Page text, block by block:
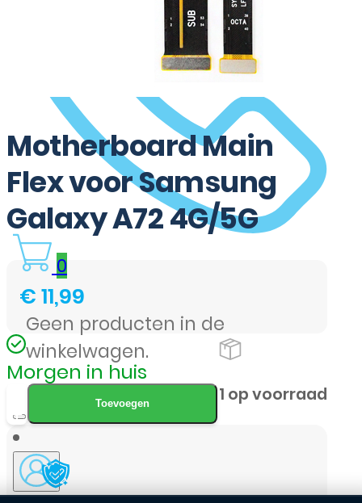
0
Geen producten in de
winkelwagen.
Motherboard Main
Flex voor Samsung
Galaxy A72 4G/5G
€11,99
Morgen in huis
Motherboard
Main
Flex
voor
Toevoegen 1 op voorraad